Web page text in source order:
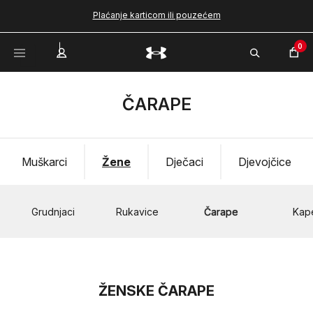
Plaćanje karticom ili pouzećem
0
ČARAPE
Djevojčice
Dječaci
Žene
Muškarci
Grudnjaci Rukavice Čarape
ŽENSKE ČARAPE